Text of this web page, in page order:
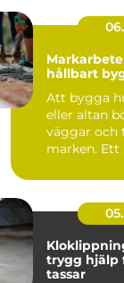
Markarbete grunden för ett
hållbart
Att bygga
eller altan
väggar och
marken. Ett
trygg hjälp
tassar